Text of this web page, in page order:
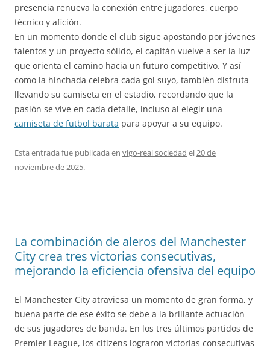
presencia renueva la conexión entre jugadores, cuerpo
técnico y afición.
En un momento donde el club sigue apostando por jóvenes
talentos y un proyecto sólido, el capitán vuelve a ser la luz
que orienta el camino hacia un futuro competitivo. Y así
como la hinchada celebra cada gol suyo, también disfruta
llevando su camiseta en el estadio, recordando que la
pasión se vive en cada detalle, incluso al elegir una
camiseta de futbol barata para apoyar a su equipo.
Esta entrada fue publicada en vigo-real sociedad el20 de
noviembre de 2025.
La combinación de aleros del Manchester
City crea tres victorias consecutivas,
mejorando la eficiencia ofensiva del equipo
El Manchester City atraviesa un momento de gran forma, y
buena parte de ese éxito se debe a la brillante actuación
de sus jugadores de banda. En los tres últimos partidos de
Premier League, los citizens lograron victorias consecutivas